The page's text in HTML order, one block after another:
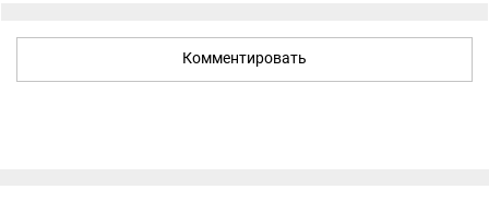
Комментировать